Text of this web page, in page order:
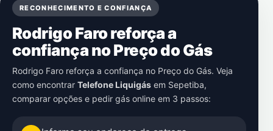
RECONHECIMENTO E CONFIANÇA
Rodrigo Faro reforça a
confiança no Preço do Gás
Rodrigo Faro reforça a confiança no Preço do Gás. Veja
como encontrar Telefone Liquigás em Sepetiba,
comparar opções e pedir gás online em 3 passos: